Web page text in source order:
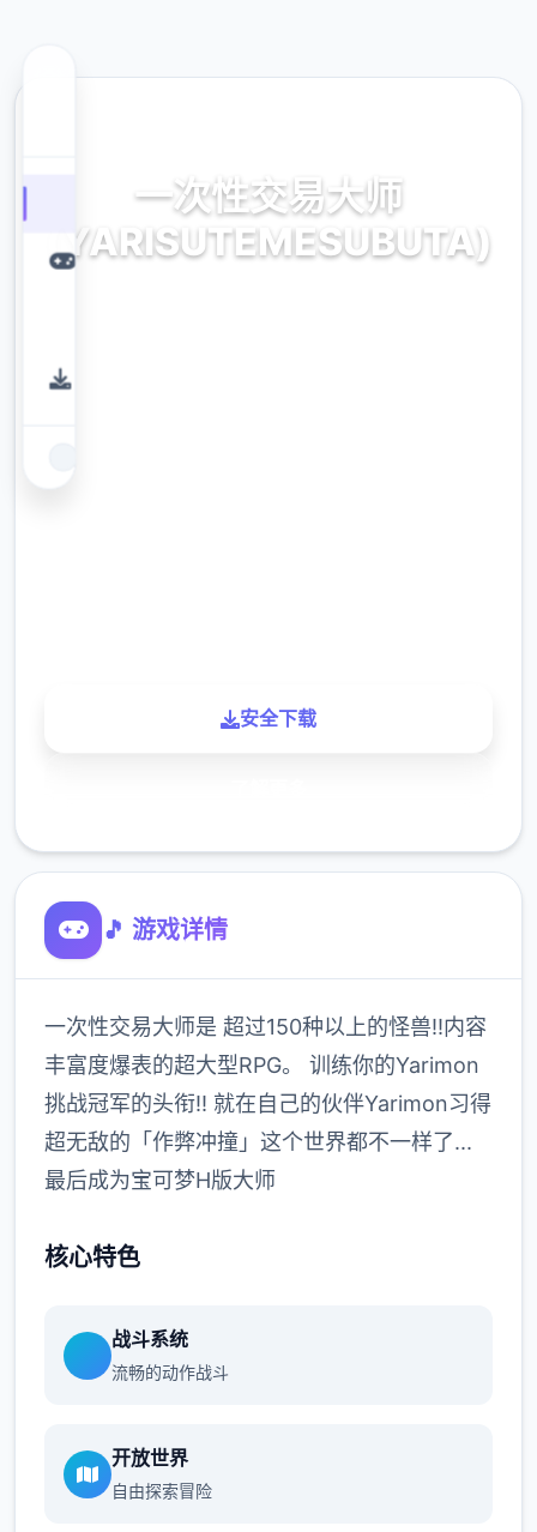
一次性交易大师
(YARISUTEMESUBUTA)
安全下载
🎵 游戏详情
一次性交易大师是 超过150种以上的怪兽!!内容
丰富度爆表的超大型RPG。 训练你的Yarimon
挑战冠军的头衔!! 就在自己的伙伴Yarimon习得
超无敌的「作弊冲撞」这个世界都不一样了...
最后成为宝可梦H版大师
核心特色
战斗系统
流畅的动作战斗
开放世界
自由探索冒险